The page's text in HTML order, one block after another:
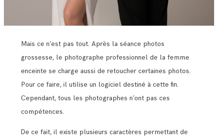
Mais ce n’est pas tout. Après la séance photos
grossesse, le photographe professionnel de la femme
enceinte se charge aussi de retoucher certaines photos.
Pour ce faire, il utilise un logiciel destiné à cette fin.
Cependant, tous les photographes n’ont pas ces
compétences.
De ce fait, il existe plusieurs caractères permettant de